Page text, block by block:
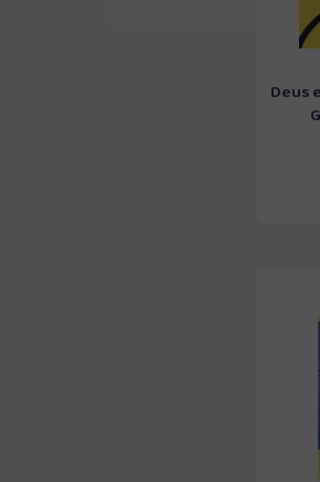
Deus